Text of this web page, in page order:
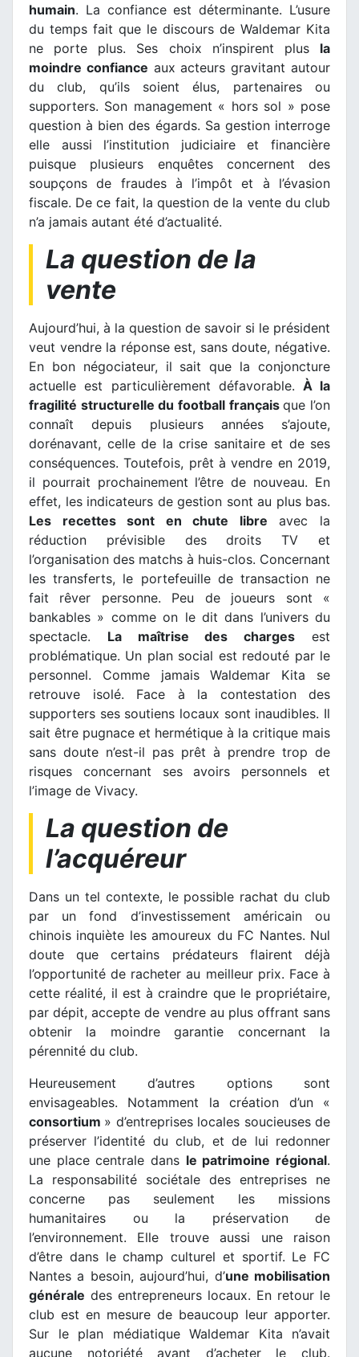
humain. La confiance est déterminante. L’usure
du temps fait que le discours de Waldemar Kita
ne porte plus. Ses choix n’inspirent plus la
moindre confiance aux acteurs gravitant autour
du club, qu’ils soient élus, partenaires ou
supporters. Son management « hors sol » pose
question à bien des égards. Sa gestion interroge
elle aussi l’institution judiciaire et financière
puisque plusieurs enquêtes concernent des
soupçons de fraudes à l’impôt et à l’évasion
fiscale. De ce fait, la question de la vente du club
n’a jamais autant été d’actualité.
La question de la
vente
Aujourd’hui, à la question de savoir si le président
veut vendre la réponse est, sans doute, négative.
En bon négociateur, il sait que la conjoncture
actuelle est particulièrement défavorable. À la
fragilité structurelle du football françaisque l’on
connaît depuis plusieurs années s’ajoute,
dorénavant, celle de la crise sanitaire et de ses
conséquences. Toutefois, prêt à vendre en 2019,
il pourrait prochainement l’être de nouveau. En
effet, les indicateurs de gestion sont au plus bas.
Les recettes sont en chute libre avec la
réduction prévisible des droits TV et
l’organisation des matchs à huis-clos. Concernant
les transferts, le portefeuille de transaction ne
fait rêver personne. Peu de joueurs sont «
bankables » comme on le dit dans l’univers du
spectacle. La maîtrise des charges est
problématique. Un plan social est redouté par le
personnel. Comme jamais Waldemar Kita se
retrouve isolé. Face à la contestation des
supporters ses soutiens locaux sont inaudibles. Il
sait être pugnace et hermétique à la critique mais
sans doute n’est-il pas prêt à prendre trop de
risques concernant ses avoirs personnels et
l’image de Vivacy.
La question de
l’acquéreur
Dans un tel contexte, le possible rachat du club
par un fond d’investissement américain ou
chinois inquiète les amoureux du FC Nantes. Nul
doute que certains prédateurs flairent déjà
l’opportunité de racheter au meilleur prix. Face à
cette réalité, il est à craindre que le propriétaire,
par dépit, accepte de vendre au plus offrant sans
obtenir la moindre garantie concernant la
pérennité du club.
Heureusement d’autres options sont
envisageables. Notamment la création d’un «
consortium » d’entreprises locales soucieuses de
préserver l’identité du club, et de lui redonner
une place centrale dans le patrimoine régional.
La responsabilité sociétale des entreprises ne
concerne pas seulement les missions
humanitaires ou la préservation de
l’environnement. Elle trouve aussi une raison
d’être dans le champ culturel et sportif. Le FC
Nantes a besoin, aujourd’hui, d’une mobilisation
générale des entrepreneurs locaux. En retour le
club est en mesure de beaucoup leur apporter.
Sur le plan médiatique Waldemar Kita n’avait
aucune notoriété avant d’acheter le club.